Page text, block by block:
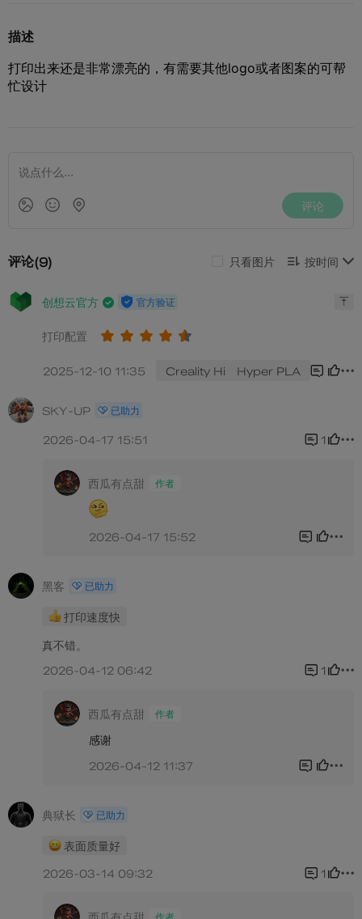
描述
打印出来还是非常漂亮的，有需要其他logo或者图案的可帮
忙设计